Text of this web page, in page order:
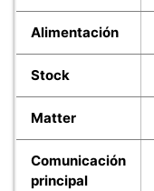
Alimentación
Stock
Matter
Comunicación
principal